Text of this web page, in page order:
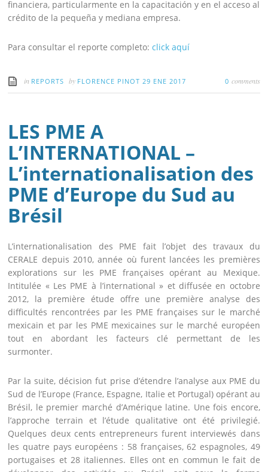
financiera, particularmente en la capacitación y en el acceso al
crédito de la pequeña y mediana empresa.
Para consultar el reporte completo:click aquí
in REPORTS by FLORENCE PINOT 29 ENE 2017 0 comments
LES PME A
L’INTERNATIONAL –
L’internationalisation des
PME d’Europe du Sud au
Brésil
L’internationalisation des PME fait l’objet des travaux du
CERALE depuis 2010, année où furent lancées les premières
explorations sur les PME françaises opérant au Mexique.
Intitulée « Les PME à l’international » et diffusée en octobre
2012, la première étude offre une première analyse des
difficultés rencontrées par les PME françaises sur le marché
mexicain et par les PME mexicaines sur le marché européen
tout en abordant les facteurs clé permettant de les
surmonter.
Par la suite, décision fut prise d’étendre l’analyse aux PME du
Sud de l’Europe (France, Espagne, Italie et Portugal) opérant au
Brésil, le premier marché d’Amérique latine. Une fois encore,
l’approche terrain et l’étude qualitative ont été privilegié.
Quelques deux cents entrepreneurs furent interviewés dans
les quatre pays européens : 58 françaises, 62 espagnoles, 49
portugaises et 28 italiennes. Elles ont en commun le fait de